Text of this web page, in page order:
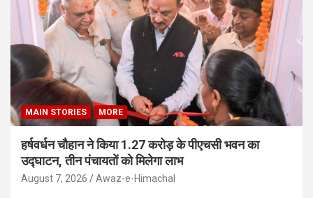
MAIN STORIES MORE
हर्षवर्धन चौहान ने किया 1.27 करोड़ के पीएचसी भवन का
उद्घाटन, तीन पंचायतों को मिलेगा लाभ
August 7, 2026 Awaz-e-Himachal